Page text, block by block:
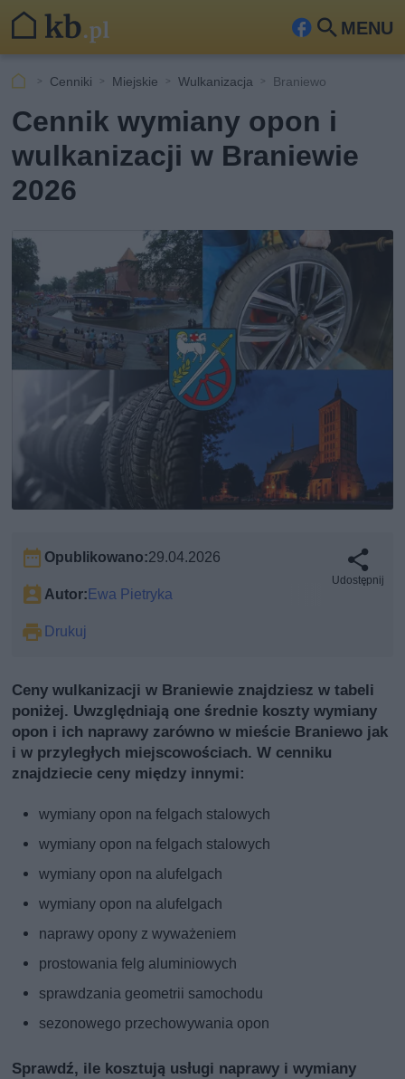
MENU
Fa
ook
Szu
Cenniki Miejskie Wulkanizacja Braniewo
Cennik wymiany opon i
wulkanizacji w Braniewie
2026
Opublikowano:29.04.2026
Autor: Ewa Pietryka
Drukuj
Udostępnij
Ceny wulkanizacji w Braniewie znajdziesz w tabeli
poniżej. Uwzględniają one średnie koszty wymiany
opon i ich naprawy zarówno w mieście Braniewo jak
i w przyległych miejscowościach. W cenniku
znajdziecie ceny między innymi:
wymiany opon na felgach stalowych
wymiany opon na felgach stalowych
wymiany opon na alufelgach
wymiany opon na alufelgach
naprawy opony z wyważeniem
prostowania felg aluminiowych
sprawdzania geometrii samochodu
sezonowego przechowywania opon
Sprawdź, ile kosztują usługi naprawy i wymiany